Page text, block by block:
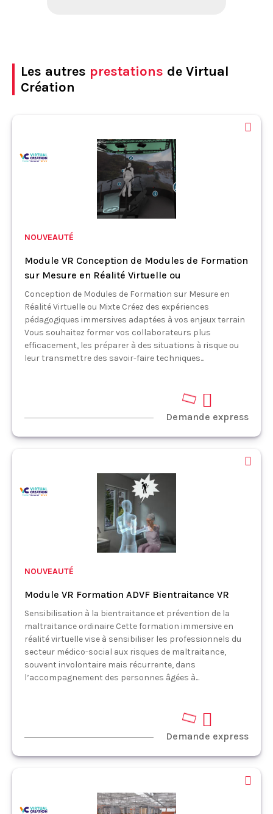
Les autres prestations de Virtual
Création
NOUVEAUTÉ
Module VR Conception de Modules de Formation
sur Mesure en Réalité Virtuelle ou
Conception de Modules de Formation sur Mesure en
Réalité Virtuelle ou Mixte Créez des expériences
pédagogiques immersives adaptées à vos enjeux terrain
Vous souhaitez former vos collaborateurs plus
efficacement, les préparer à des situations à risque ou
leur transmettre des savoir-faire techniques...
Demande express
NOUVEAUTÉ
Module VR Formation ADVF Bientraitance VR
Sensibilisation à la bientraitance et prévention de la
maltraitance ordinaire Cette formation immersive en
réalité virtuelle vise à sensibiliser les professionnels du
secteur médico-social aux risques de maltraitance,
souvent involontaire mais récurrente, dans
l’accompagnement des personnes âgées à...
Demande express